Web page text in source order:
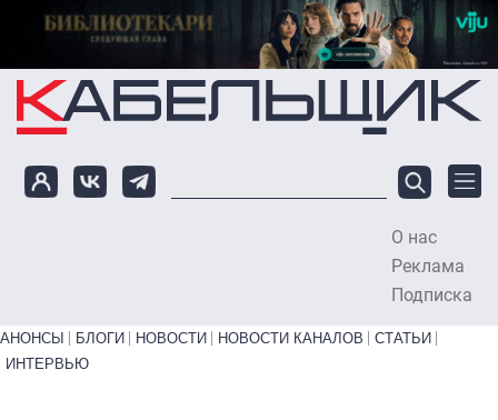
Перейти к основному содержанию
О нас
Реклама
Подписка
Primary links bottom
АНОНСЫ БЛОГИ НОВОСТИ НОВОСТИ КАНАЛОВ
СТАТЬИ
ИНТЕРВЬЮ